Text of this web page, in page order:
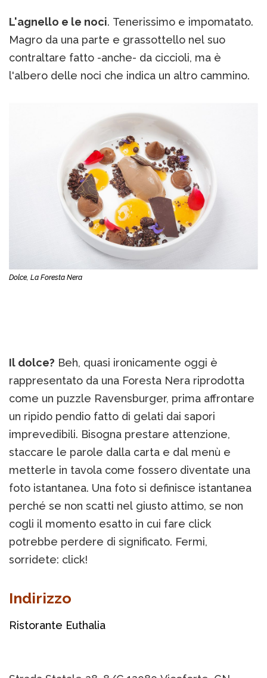
L'agnello e le noci. Tenerissimo e impomatato.
Magro da una parte e grassottello nel suo
contraltare fatto -anche- da ciccioli, ma è
l'albero delle noci che indica un altro cammino.
Dolce, La Foresta Nera
Il dolce? Beh, quasi ironicamente oggi è
rappresentato da una Foresta Nera riprodotta
come un puzzle Ravensburger, prima affrontare
un ripido pendio fatto di gelati dai sapori
imprevedibili. Bisogna prestare attenzione,
staccare le parole dalla carta e dal menù e
metterle in tavola come fossero diventate una
foto istantanea. Una foto si definisce istantanea
perché se non scatti nel giusto attimo, se non
cogli il momento esatto in cui fare click
potrebbe perdere di significato. Fermi,
sorridete: click!
Indirizzo
Ristorante Euthalia